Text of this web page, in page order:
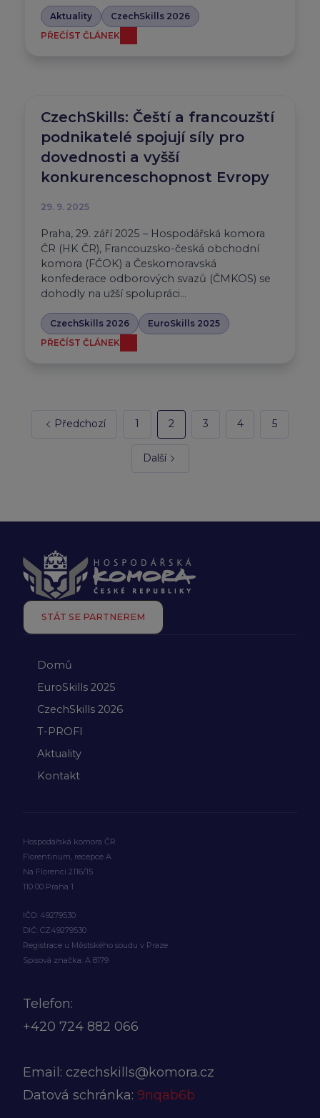
Aktuality
CzechSkills 2026
PŘEČÍST ČLÁNEK
CzechSkills: Čeští a francouzští
podnikatelé spojují síly pro
dovednosti a vyšší
konkurenceschopnost Evropy
29. 9. 2025
Praha, 29. září 2025 – Hospodářská komora
ČR (HK ČR), Francouzsko-česká obchodní
komora (FČOK) a Českomoravská
konfederace odborových svazů (ČMKOS) se
dohodly na užší spolupráci…
CzechSkills 2026
EuroSkills 2025
PŘEČÍST ČLÁNEK
Předchozí 1 2 3 4 5
Další
STÁT SE PARTNEREM
Domů
EuroSkills 2025
CzechSkills 2026
T-PROFI
Aktuality
Kontakt
Hospodářská komora ČR
Florentinum, recepce A
Na Florenci 2116/15
110 00 Praha 1
IČO: 49279530
DIČ: CZ49279530
Registrace u Městského soudu v Praze
Spisová značka: A 8179
Telefon:
+420 724 882 066
Email: czechskills@komora.cz
Datová schránka: 9nqab6b